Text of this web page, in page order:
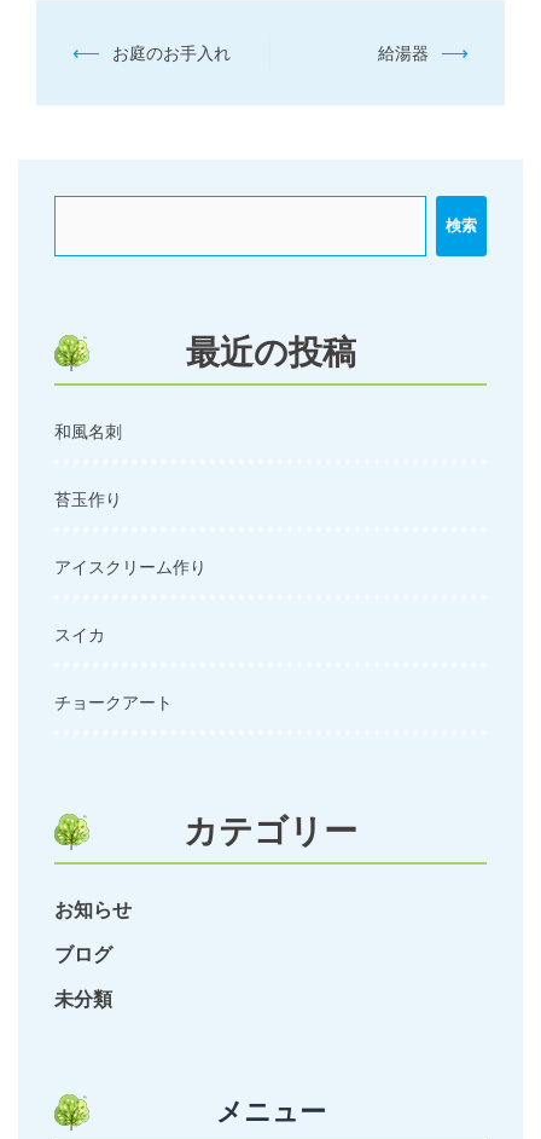
投
ゲ
ン
⟵ お庭のお手入れ 給湯器 ⟶
検索
最近の投稿
和風名刺
苔玉作り
アイスクリーム作り
スイカ
チョークアート
カテゴリー
お知らせ
ブログ
未分類
メニュー